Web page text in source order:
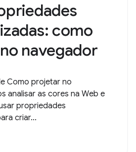
como
navegador
Como projetar no
analisar as cores na Web e
propriedades
criar...